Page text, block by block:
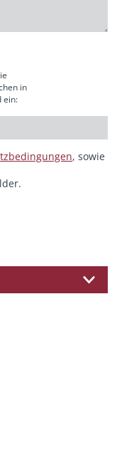
in
ein:
, sowie